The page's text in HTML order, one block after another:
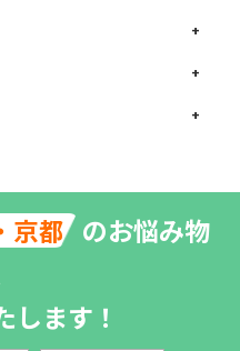
京都 のお悩み物
します！